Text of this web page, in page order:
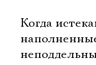
Когда